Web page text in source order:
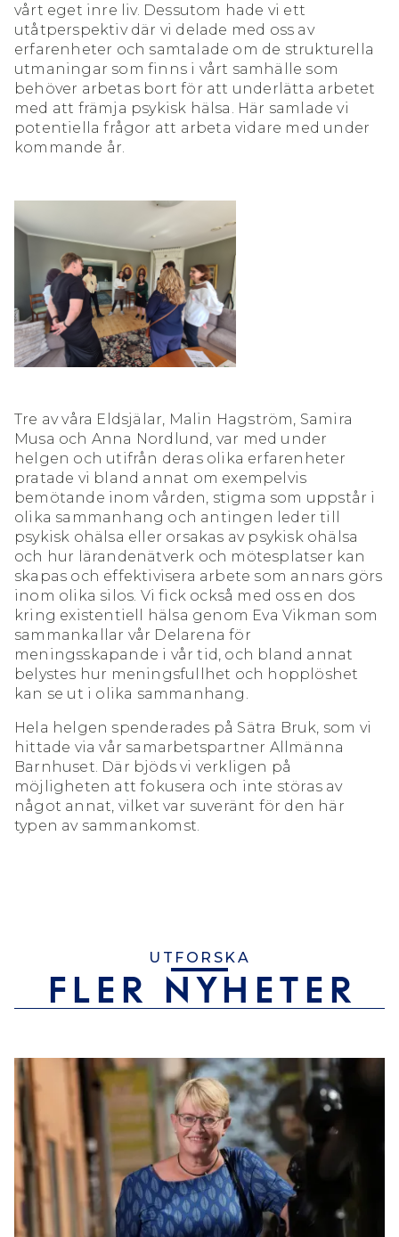
vårt eget inre liv. Dessutom hade vi ett
utåtperspektiv där vi delade med oss av
erfarenheter och samtalade om de strukturella
utmaningar som finns i vårt samhälle som
behöver arbetas bort för att underlätta arbetet
med att främja psykisk hälsa. Här samlade vi
potentiella frågor att arbeta vidare med under
kommande år.
Tre av våra Eldsjälar, Malin Hagström, Samira
Musa och Anna Nordlund, var med under
helgen och utifrån deras olika erfarenheter
pratade vi bland annat om exempelvis
bemötande inom vården, stigma som uppstår i
olika sammanhang och antingen leder till
psykisk ohälsa eller orsakas av psykisk ohälsa
och hur lärandenätverk och mötesplatser kan
skapas och effektivisera arbete som annars görs
inom olika silos. Vi fick också med oss en dos
kring existentiell hälsa genom Eva Vikman som
sammankallar vår Delarena för
meningsskapande i vår tid, och bland annat
belystes hur meningsfullhet och hopplöshet
kan se ut i olika sammanhang.
Hela helgen spenderades på Sätra Bruk, som vi
hittade via vår samarbetspartner Allmänna
Barnhuset. Där bjöds vi verkligen på
möjligheten att fokusera och inte störas av
något annat, vilket var suveränt för den här
typen av sammankomst.
UTFORSKA
FLER NYHETER